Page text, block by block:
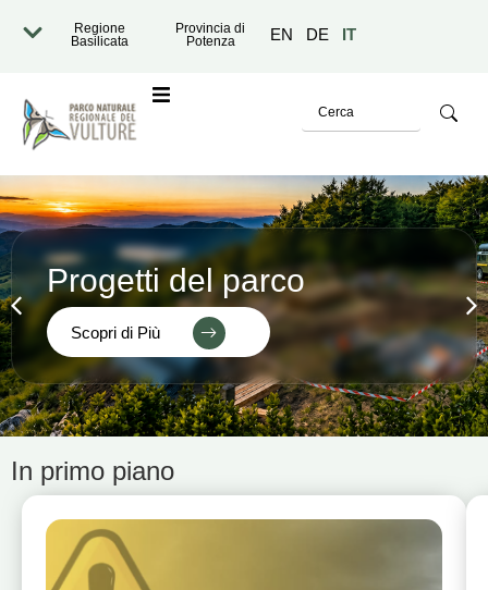
Regione
Basilicata
Provincia di
Potenza
EN DE IT
Trasparente
Progetti del parco
Scopri di Più
In primo piano